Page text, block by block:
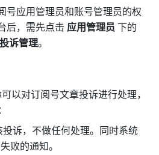
号应用管理员和账号管理员的权
后，需先点击 应用管理员
投诉管理。
以对订阅号文章投诉进行处理，
诉，不做任何处理。同时系统
败的通知。